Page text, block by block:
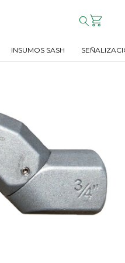
INSUMOS SASH